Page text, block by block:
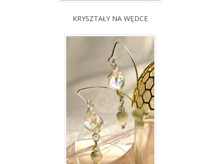
KRYSZTAŁY NA WĘDCE